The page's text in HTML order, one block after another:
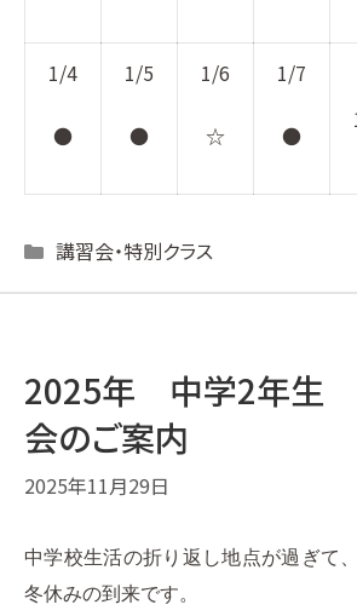
1/4
●
1/5
●
1/6
☆
1/7
●
Categories
講習会・特別クラス
2025年 中学2年生
会のご案内
2025年11月29日
中学校生活の折り返し地点が過ぎて
冬休みの到来です。